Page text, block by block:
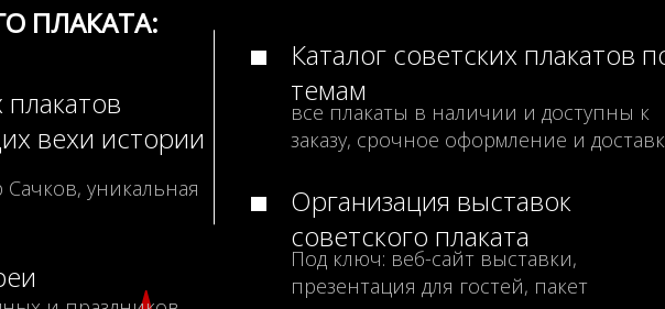
ПЛАКАТА:
плакатов
вехи истории
уникальная
Каталог советских плакатов
темам
все плакаты в наличии и доступны к
заказу, срочное оформление и
Организация выставок
советского плаката
Под ключ: веб-сайт выставки,
презентация для гостей, пакет